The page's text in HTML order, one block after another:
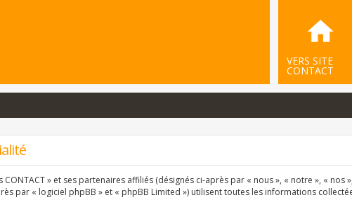
VERS SITE
CONTACT
» et ses partenaires affiliés (désignés ci-après par « nous », « notre », « nos
par « logiciel phpBB » et « phpBB Limited ») utilisent toutes les informations